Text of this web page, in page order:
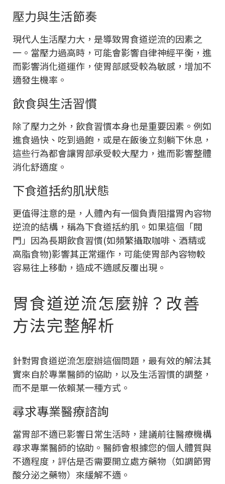
壓力與生活節奏
現代人生活壓力大，是導致胃食道逆流的因素之
一。當壓力過高時，可能會影響自律神經平衡，進
而影響消化道運作，使胃部感受較為敏感，增加不
適發生機率。
飲食與生活習慣
除了壓力之外，飲食習慣本身也是重要因素。例如
進食過快、吃到過飽，或是在飯後立刻躺下休息，
這些行為都會讓胃部承受較大壓力，進而影響整體
消化舒適度。
下食道括約肌狀態
更值得注意的是，人體內有一個負責阻擋胃內容物
逆流的結構，稱為下食道括約肌。如果這個「閥
門」因為長期飲食習慣(如頻繁攝取咖啡、酒精或
高脂食物)影響其正常運作，可能使胃部內容物較
容易往上移動，造成不適感反覆出現。
胃食道逆流怎麼辦？改善
方法完整解析
針對胃食道逆流怎麼辦這個問題，最有效的解法其
實來自於專業醫師的協助，以及生活習慣的調整，
而不是單一依賴某一種方式。
尋求專業醫療諮詢
當胃部不適已影響日常生活時，建議前往醫療機構
尋求專業醫師的協助。醫師會根據您的個人體質與
不適程度，評估是否需要開立處方藥物（如調節胃
酸分泌之藥物）來緩解不適。